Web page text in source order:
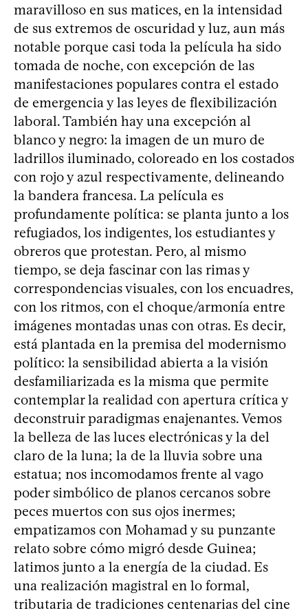
maravilloso en sus matices, en la intensidad
de sus extremos de oscuridad y luz, aun más
notable porque casi toda la película ha sido
tomada de noche, con excepción de las
manifestaciones populares contra el estado
de emergencia y las leyes de flexibilización
laboral. También hay una excepción al
blanco y negro: la imagen de un muro de
ladrillos iluminado, coloreado en los costados
con rojo y azul respectivamente, delineando
la bandera francesa. La película es
profundamente política: se planta junto a los
refugiados, los indigentes, los estudiantes y
obreros que protestan. Pero, al mismo
tiempo, se deja fascinar con las rimas y
correspondencias visuales, con los encuadres,
con los ritmos, con el choque/armonía entre
imágenes montadas unas con otras. Es decir,
está plantada en la premisa del modernismo
político: la sensibilidad abierta a la visión
desfamiliarizada es la misma que permite
contemplar la realidad con apertura crítica y
deconstruir paradigmas enajenantes. Vemos
la belleza de las luces electrónicas y la del
claro de la luna; la de la lluvia sobre una
estatua; nos incomodamos frente al vago
poder simbólico de planos cercanos sobre
peces muertos con sus ojos inermes;
empatizamos con Mohamad y su punzante
relato sobre cómo migró desde Guinea;
latimos junto a la energía de la ciudad. Es
una realización magistral en lo formal,
tributaria de tradiciones centenarias del cine